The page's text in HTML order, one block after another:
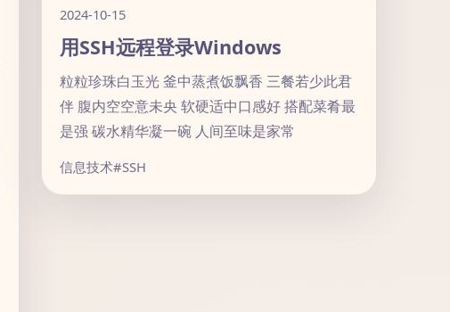
2024-10-15
用SSH远程登录Windows
粒粒珍珠白玉光 釜中蒸煮饭飘香 三餐若少此君
伴 腹内空空意未央 软硬适中口感好 搭配菜肴最
是强 碳水精华凝一碗 人间至味是家常
信息技术#SSH